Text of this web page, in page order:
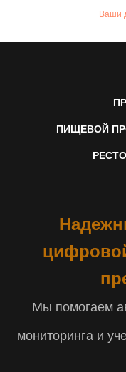
Ваши
ПИЩЕВОЙ
Мы помогаем
мониторинга и